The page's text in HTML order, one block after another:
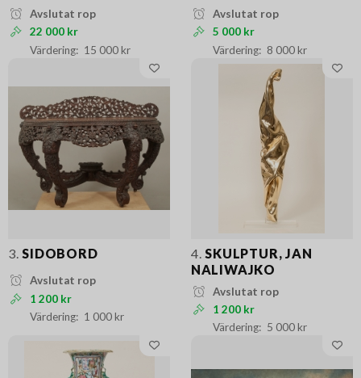
Avslutat rop
22 000 kr
15 000 kr
Avslutat rop
5 000 kr
8 000 kr
3. SIDOBORD
Avslutat rop
1 200 kr
1 000 kr
4. SKULPTUR, JAN
NALIWAJKO
Avslutat rop
1 200 kr
5 000 kr